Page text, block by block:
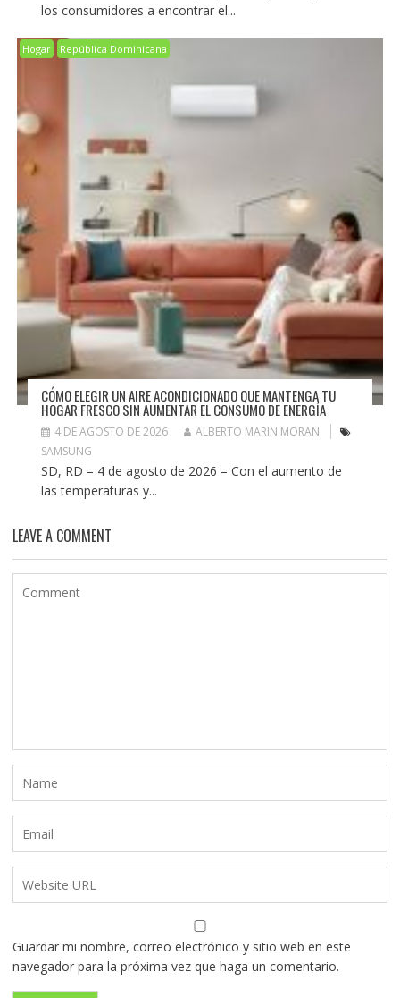
los consumidores a encontrar el...
Hogar República Dominicana
CÓMO ELEGIR UN AIRE ACONDICIONADO QUE MANTENGA TU
HOGAR FRESCO SIN AUMENTAR EL CONSUMO DE ENERGÍA
4 DE AGOSTO DE 2026
ALBERTO MARIN MORAN
SAMSUNG
SD, RD – 4 de agosto de 2026 – Con el aumento de
las temperaturas y...
LEAVE A COMMENT
Guardar mi nombre, correo electrónico y sitio web en este
navegador para la próxima vez que haga un comentario.